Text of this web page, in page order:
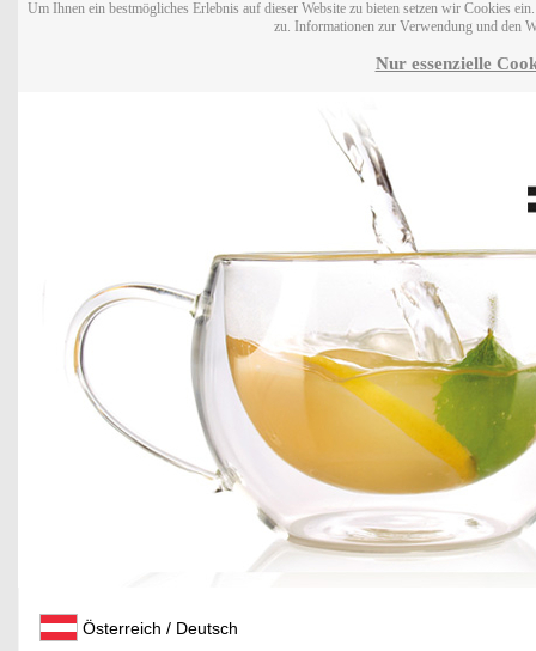
Um Ihnen ein bestmögliches Erlebnis auf dieser Website zu bieten setzen wir Cookies
zu. Informationen zur Verwendung und den
Nur essenzielle
Österreich / Deutsch